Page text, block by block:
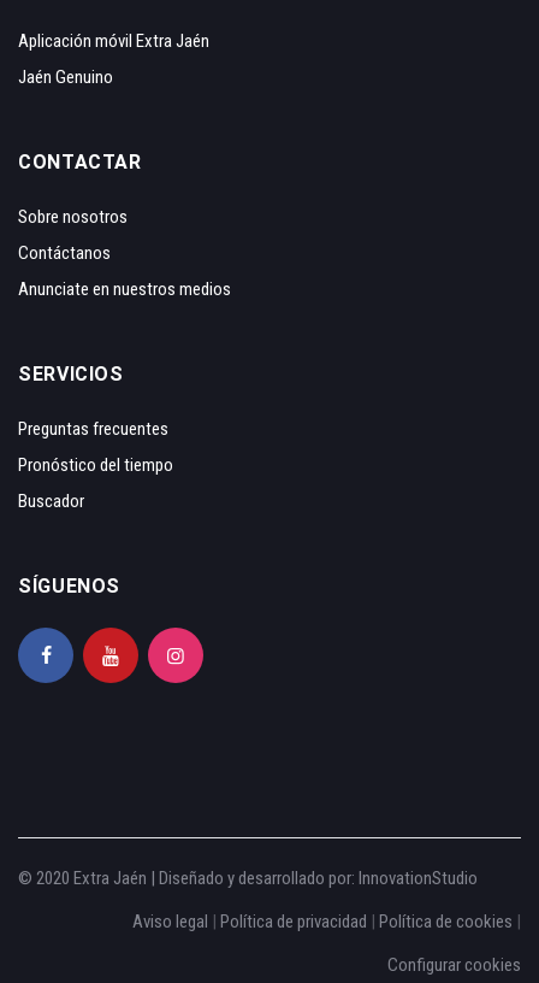
Aplicación móvil Extra Jaén
Jaén Genuino
CONTACTAR
Sobre nosotros
Contáctanos
Anunciate en nuestros medios
SERVICIOS
Preguntas frecuentes
Pronóstico del tiempo
Buscador
SÍGUENOS
© 2020 Extra Jaén | Diseñado y desarrollado por: InnovationStudio
Aviso legal
Política de privacidad Política de cookies
Configurar cookies